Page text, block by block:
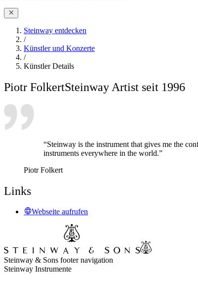
Steinway entdecken
/
Künstler und Konzerte
/
Künstler Details
Piotr FolkertSteinway Artist seit 1996
“Steinway is the instrument that gives me the
instruments everywhere in the world.”
Piotr Folkert
Links
Webseite aufrufen
Steinway & Sons footer navigation
Steinway Instrumente